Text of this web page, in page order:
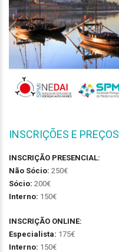
INSCRIÇÕES E PREÇOS
INSCRIÇÃO PRESENCIAL:
Não Sócio: 250€
Sócio: 200€
Interno: 150€
INSCRIÇÃO ONLINE:
Especialista: 175€
Interno: 150€